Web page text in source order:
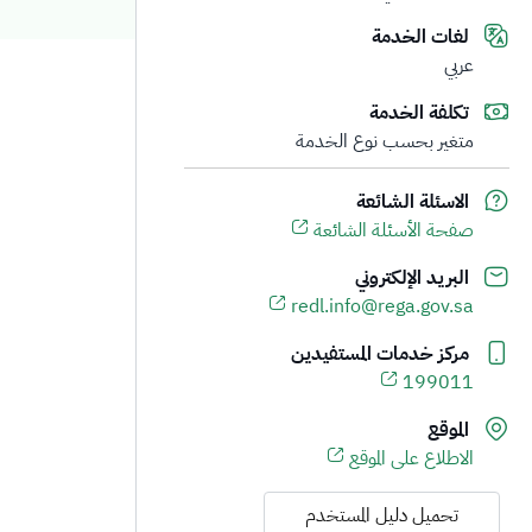
لغات الخدمة
عربي
تكلفة الخدمة
متغير بحسب نوع الخدمة
الاسئلة الشائعة
صفحة الأسئلة الشائعة
البريد الإلكتروني
redl.info@rega.gov.sa
مركز خدمات المستفيدين
199011
الموقع
الاطلاع على الموقع
تحميل دليل المستخدم